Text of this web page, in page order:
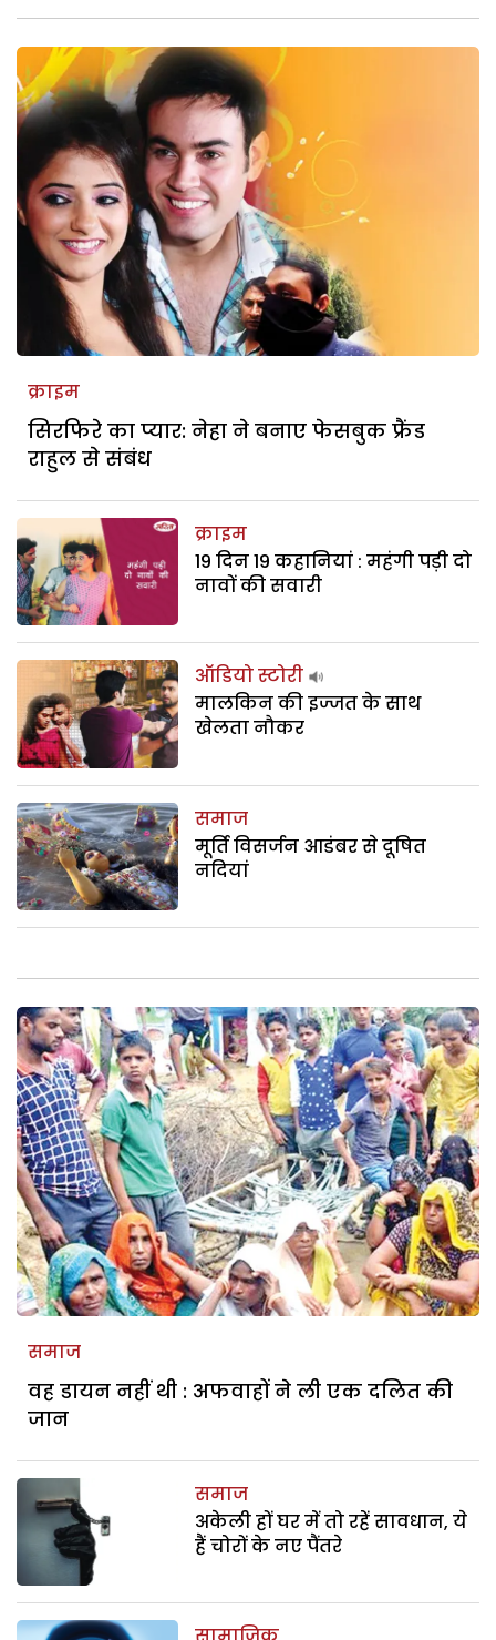
क्राइम
सिरफिरे का प्यार: नेहा ने बनाए फेसबुक फ्रैंड
राहुल से संबंध
क्राइम
19 दिन 19 कहानियां : महंगी पड़ी दो
नावों की सवारी
ऑडियो स्टोरी
मालकिन की इज्जत के साथ
खेलता नौकर
समाज
मूर्ति विसर्जन आडंबर से दूषित
नदियां
समाज
वह डायन नहीं थी : अफवाहों ने ली एक दलित की
जान
समाज
अकेली हों घर में तो रहें सावधान, ये
हैं चोरों के नए पैंतरे